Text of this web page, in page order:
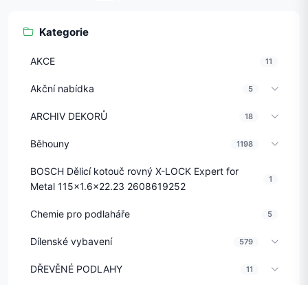
Kategorie
AKCE 11
Akční nabídka 5
ARCHIV DEKORŮ 18
Běhouny 1198
BOSCH Dělicí kotouč rovný X-LOCK Expert for
Metal 115x1.6x22.23 2608619252
1
Chemie pro podlaháře 5
Dílenské vybavení 579
DŘEVĚNÉ PODLAHY 11